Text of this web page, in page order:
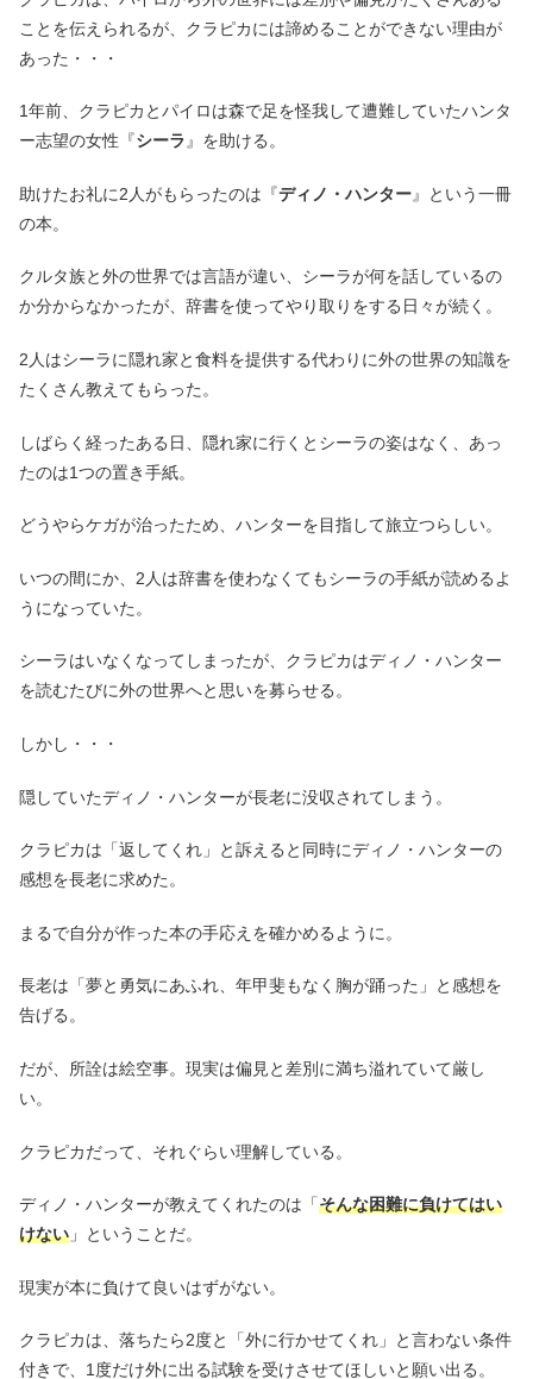
ことを伝えられるが、クラピカには諦めることができない理由が
あった・・・
1年前、クラピカとパイロは森で足を怪我して遭難していたハンタ
ー志望の女性『シーラ 』を助ける。
助けたお礼に2人がもらったのは『ディノ・ハンター』という一冊
の本。
クルタ族と外の世界では言語が違い、シーラが何を話しているの
か分からなかったが、辞書を使ってやり取りをする日々が続く。
2人はシーラに隠れ家と食料を提供する代わりに外の世界の知識を
たくさん教えてもらった。
しばらく経ったある日、隠れ家に行くとシーラの姿はなく、あっ
たのは1つの置き手紙。
どうやらケガが治ったため、ハンターを目指して旅立つらしい。
いつの間にか、2人は辞書を使わなくてもシーラの手紙が読めるよ
うになっていた。
シーラはいなくなってしまったが、クラピカはディノ・ハンター
を読むたびに外の世界へと思いを募らせる。
しかし・・・
隠していたディノ・ハンターが長老に没収されてしまう。
クラピカは「返してくれ」と訴えると同時にディノ・ハンターの
感想を長老に求めた。
まるで自分が作った本の手応えを確かめるように。
長老は「夢と勇気にあふれ、年甲斐もなく胸が踊った」と感想を
告げる。
だが、所詮は絵空事。現実は偏見と差別に満ち溢れていて厳し
い。
クラピカだって、それぐらい理解している。
ディノ・ハンターが教えてくれたのは「そんな困難に負けてはい
けない 」ということだ。
現実が本に負けて良いはずがない。
クラピカは、落ちたら2度と「外に行かせてくれ」と言わない条件
付きで、1度だけ外に出る試験を受けさせてほしいと願い出る。